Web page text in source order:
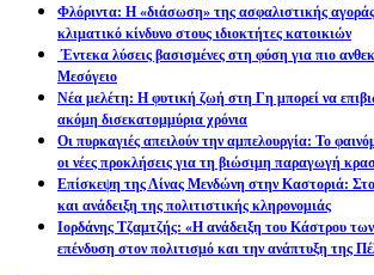
Φλόριντα: Η «διάσωση» της ασφαλιστικής
κλιματικό κίνδυνο στους ιδιοκτήτες κατοικιών
Έντεκα λύσεις βασισμένες στη φύση για πιο
Μεσόγειο
Νέα μελέτη: Η φυτική ζωή στη Γη μπορεί να
ακόμη δισεκατομμύρια χρόνια
Οι πυρκαγιές απειλούν την αμπελουργία: Το
οι νέες προκλήσεις για τη βιώσιμη παραγωγή
Επίσκεψη της Λίνας Μενδώνη στην Καστοριά:
και ανάδειξη της πολιτιστικής κληρονομιάς
Ιορδάνης Τζαμτζής: «Η ανάδειξη του Κάστρου
επένδυση στον πολιτισμό και την ανάπτυξη της